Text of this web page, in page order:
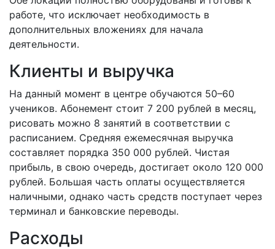
работе, что исключает необходимость в
дополнительных вложениях для начала
деятельности.
Клиенты и выручка
На данный момент в центре обучаются 50–60
учеников. Абонемент стоит 7 200 рублей в месяц,
рисовать можно 8 занятий в соответствии с
расписанием. Средняя ежемесячная выручка
составляет порядка 350 000 рублей. Чистая
прибыль, в свою очередь, достигает около 120 000
рублей. Большая часть оплаты осуществляется
наличными, однако часть средств поступает через
терминал и банковские переводы.
Расходы